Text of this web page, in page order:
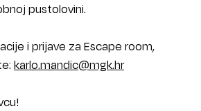
pustolovini.
i prijave za Escape room,
karlo.mandic@mgk.hr